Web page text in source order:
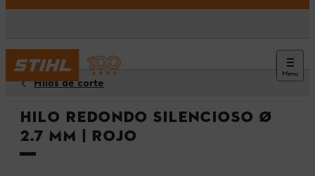
Menu
Hilos de corte
Hilo redondo silencioso Ø
2.7 mm | Rojo